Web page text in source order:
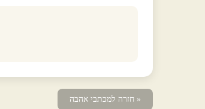
« חזרה למכתבי אהבה